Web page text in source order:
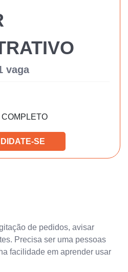
vaga
SE
de pedidos, avisar
Precisa ser uma pessoas
facilidade em aprender usar